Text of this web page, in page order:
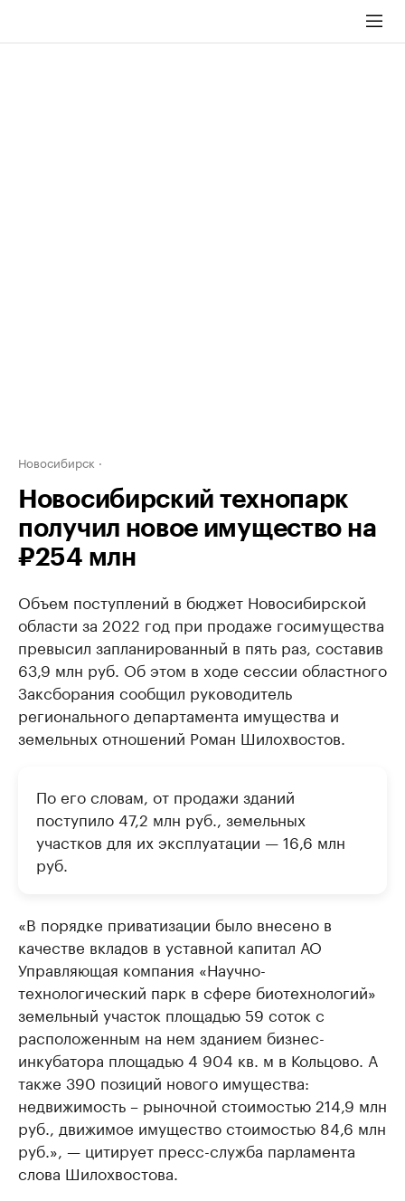
Новосибирск
Новосибирский технопарк
получил новое имущество на
₽254 млн
Объем поступлений в бюджет Новосибирской
области за 2022 год при продаже госимущества
превысил запланированный в пять раз, составив
63,9 млн руб. Об этом в ходе сессии областного
Заксборания сообщил руководитель
регионального департамента имущества и
земельных отношений Роман Шилохвостов.
По его словам, от продажи зданий
поступило 47,2 млн руб., земельных
участков для их эксплуатации — 16,6 млн
руб.
«В порядке приватизации было внесено в
качестве вкладов в уставной капитал АО
Управляющая компания «Научно-
технологический парк в сфере биотехнологий»
земельный участок площадью 59 соток с
расположенным на нем зданием бизнес-
инкубатора площадью 4 904 кв. м в Кольцово. А
также 390 позиций нового имущества:
недвижимость – рыночной стоимостью 214,9 млн
руб., движимое имущество стоимостью 84,6 млн
руб.», — цитирует пресс-служба парламента
слова Шилохвостова.